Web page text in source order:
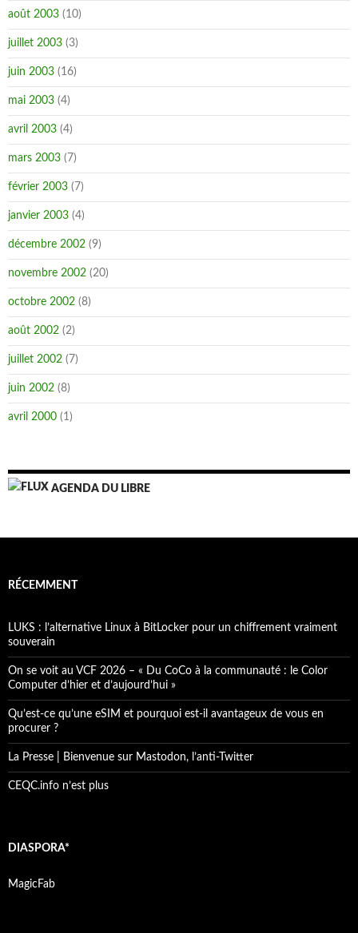
août 2003 (10)
juillet 2003 (3)
juin 2003 (16)
mai 2003 (4)
avril 2003 (4)
mars 2003 (7)
février 2003 (7)
janvier 2003 (4)
décembre 2002 (9)
novembre 2002 (20)
octobre 2002 (8)
août 2002 (2)
juillet 2002 (7)
juin 2002 (8)
avril 2000 (1)
AGENDA DU LIBRE
RÉCEMMENT
LUKS : l’alternative Linux à BitLocker pour un chiffrement vraiment
souverain
On se voit au VCF 2026 – « Du CoCo à la communauté : le Color
Computer d’hier et d’aujourd’hui »
Qu’est-ce qu’une eSIM et pourquoi est-il avantageux de vous en
procurer ?
La Presse | Bienvenue sur Mastodon, l’anti-Twitter
CEQC.info n’est plus
DIASPORA*
MagicFab